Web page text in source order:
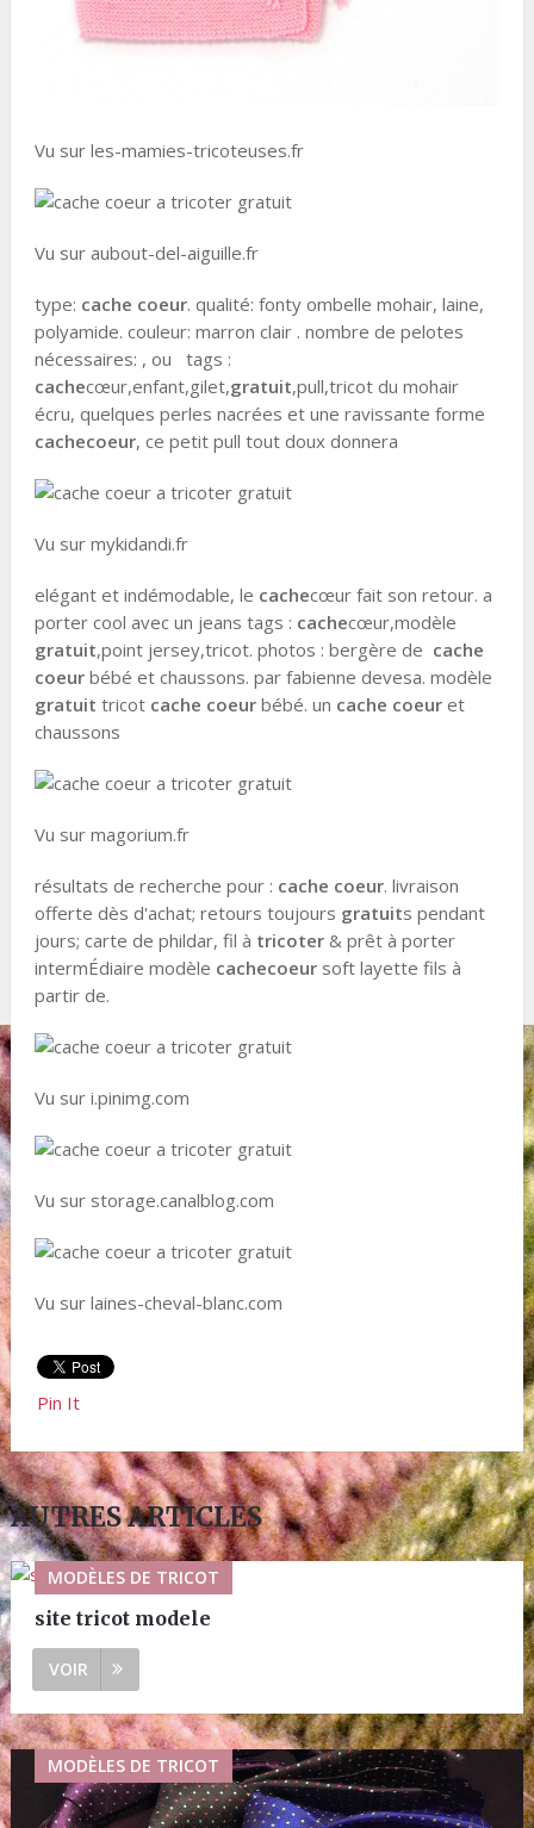
Vu sur les-mamies-tricoteuses.fr
Vu sur aubout-del-aiguille.fr
type: cache coeur. qualité: fonty ombelle mohair, laine,
polyamide. couleur: marron clair . nombre de pelotes
nécessaires: , ou tags :
cachecœur,enfant,gilet,gratuit,pull,tricot du mohair
écru, quelques perles nacrées et une ravissante forme
cachecoeur, ce petit pull tout doux donnera
Vu sur mykidandi.fr
elégant et indémodable, le cachecœur fait son retour. a
porter cool avec un jeans tags : cachecœur,modèle
gratuit,point jersey,tricot. photos : bergère de cache
coeurbébé et chaussons. par fabienne devesa. modèle
gratuit tricot cache coeurbébé. un cache coeuret
chaussons
Vu sur magorium.fr
résultats de recherche pour : cache coeur. livraison
offerte dès d'achat; retours toujours gratuits pendant
jours; carte de phildar, fil à tricoter& prêt à porter
intermÉdiaire modèle cachecoeursoft layette fils à
partir de.
Vu sur i.pinimg.com
Vu sur storage.canalblog.com
Vu sur laines-cheval-blanc.com
Pin It
AUTRES ARTICLES
MODÈLES DE TRICOT
site tricot modele
VOIR
MODÈLES DE TRICOT